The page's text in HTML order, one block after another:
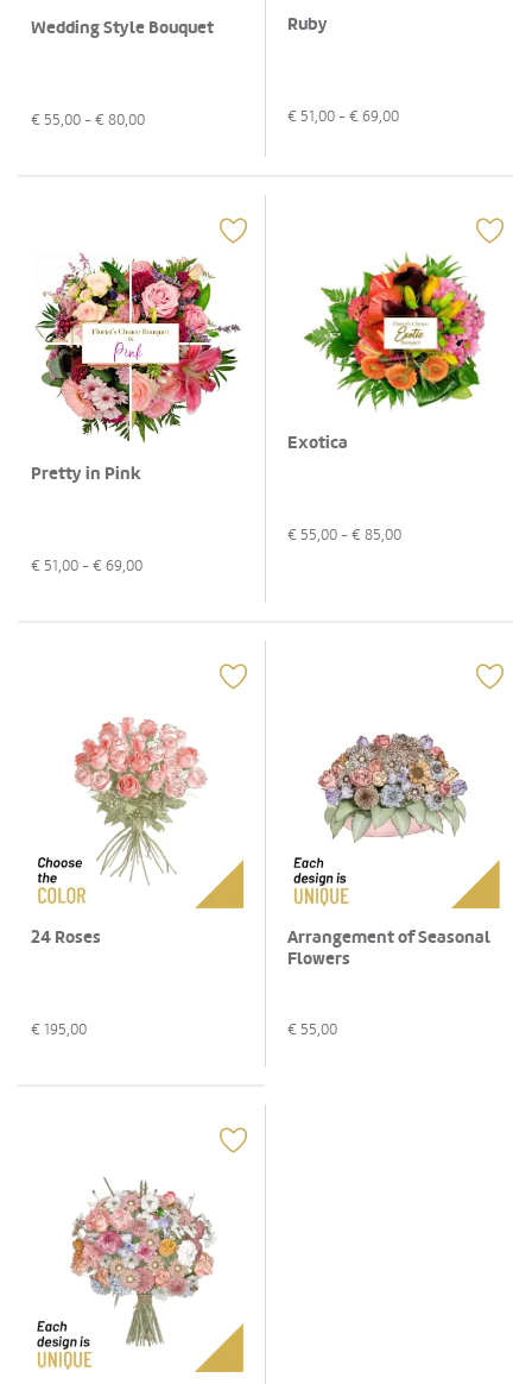
Wedding Style Bouquet
€ 55,00 - € 80,00
Ruby
€ 51,00 - € 69,00
Pretty in Pink
€ 51,00 - € 69,00
Exotica
€ 55,00 - € 85,00
24 Roses
€ 195,00
Arrangement of Seasonal
Flowers
€ 55,00